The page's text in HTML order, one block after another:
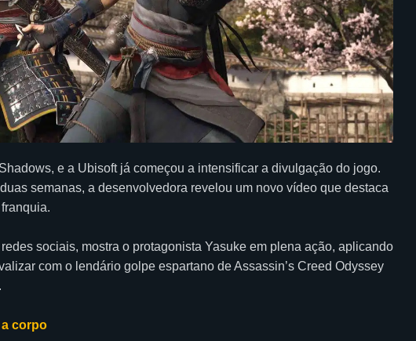
e a Ubisoft já começou a intensificar a divulgação do jogo.
semanas, a desenvolvedora revelou um novo vídeo que destaca
sociais, mostra o protagonista Yasuke em plena ação, aplicando
com o lendário golpe espartano de Assassin’s Creed Odyssey
corpo